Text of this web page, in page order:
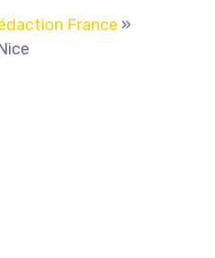
France »